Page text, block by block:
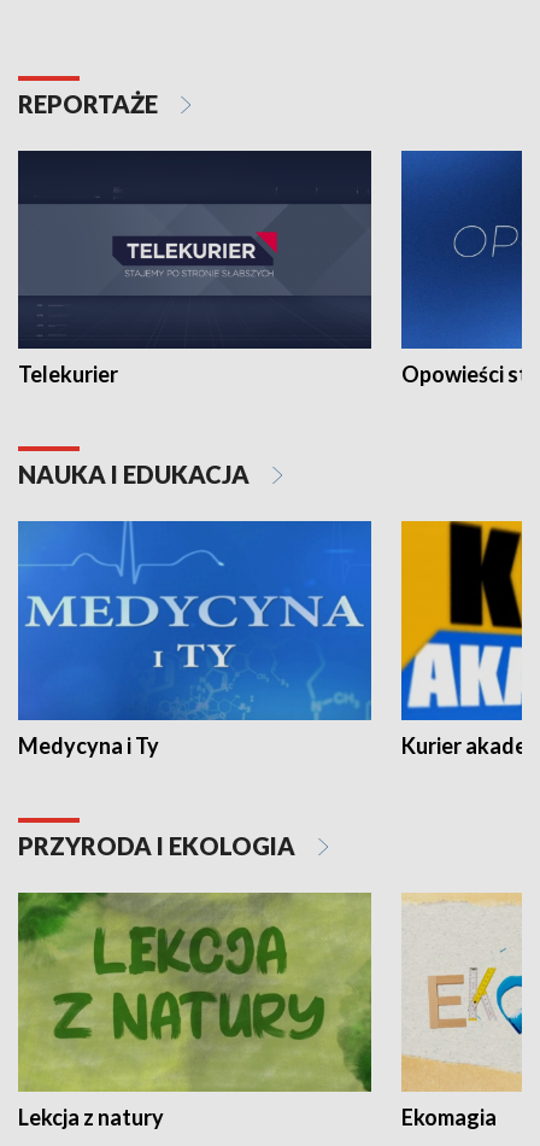
REPORTAŻE
Telekurier Opowieści
NAUKA I EDUKACJA
Medycyna i Ty Kurier
PRZYRODA I EKOLOGIA
Lekcja z natury Ekomagia